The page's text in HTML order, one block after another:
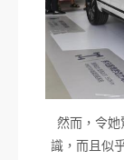
然而，令她
識，而且似